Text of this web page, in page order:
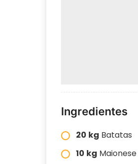
Ingredientes
20 kg Batatas
10 kg Maionese